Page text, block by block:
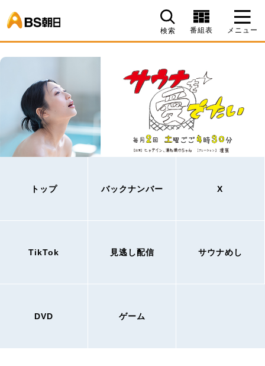
検索 番組表 メニュー
トップ バックナンバー X
TikTok 見逃し配信 サウナめし
DVD ゲーム